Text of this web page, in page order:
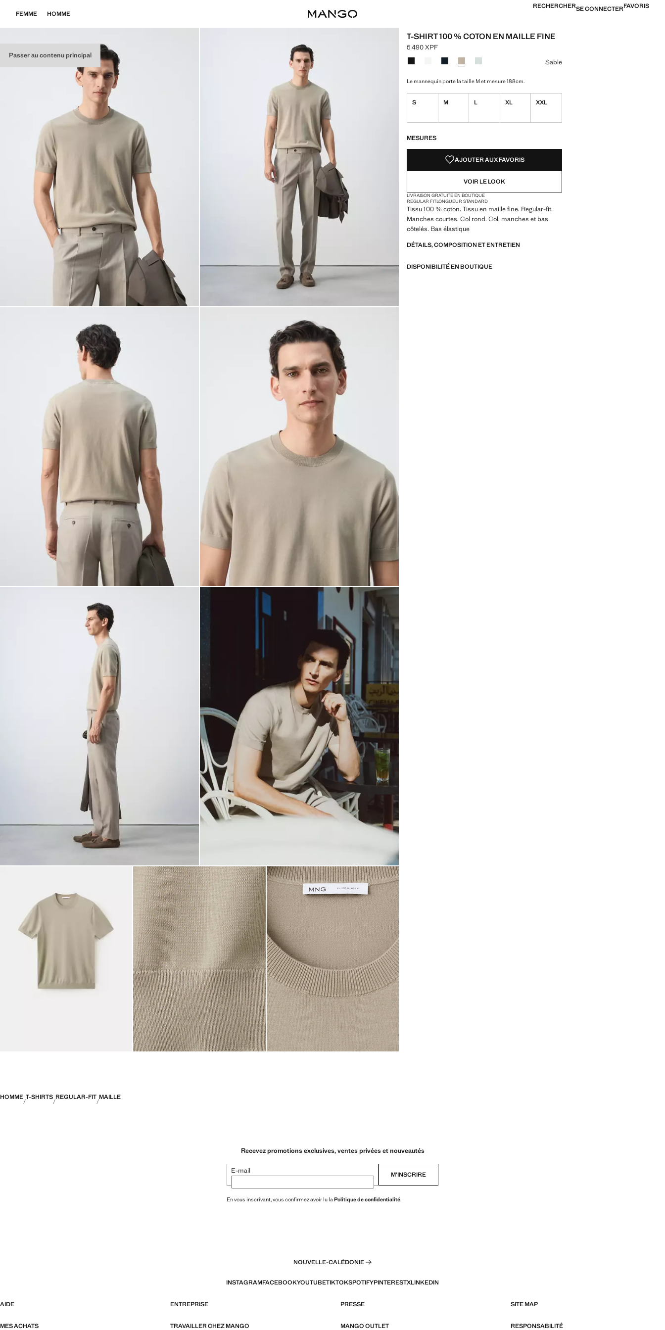
Passer au contenu principal
FEMME HOMME
RECHERCHERSE CONNECTERFAVORIS
T-SHIRT 100 % COTON EN MAILLE FINE
Prix actuel [5 490 XPF ]
5 490 XPF
Choisissez une couleur
Sable
Le mannequin porte la taille M et mesure 188cm.
S M L XL XXL
MESURES
AJOUTER AUX FAVORIS
VOIR LE LOOK
LIVRAISON GRATUITE EN BOUTIQUE
REGULAR FITLONGUEUR STANDARD
Tissu 100 % coton. Tissu en maille fine. Regular-fit.
Manches courtes. Col rond. Col, manches et bas
côtelés. Bas élastique
DÉTAILS, COMPOSITION ET ENTRETIEN
DISPONIBILITÉ EN BOUTIQUE
HOMME T-SHIRTS REGULAR-FIT MAILLE
Recevez promotions exclusives, ventes privées et nouveautés
E-mail M’INSCRIRE
En vous inscrivant, vous confirmez avoir lu laPolitique de confidentialité.
NOUVELLE-CALÉDONIE
INSTAGRAMFACEBOOKYOUTUBETIKTOKSPOTIFYPINTERESTXLINKEDIN
AIDE ENTREPRISE PRESSE SITE MAP
MES ACHATS TRAVAILLER CHEZ MANGO MANGO OUTLET RESPONSABILITÉ